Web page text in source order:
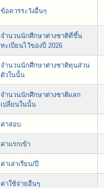
ข้อควรระวังอื่นๆ
จำนวนนักศึกษาต่างชาติที่ขึ้น
ทะเบียนไว้ของปี 2026
จำนวนนักศึกษาต่างชาติทุนส่วน
ตัวในนั้น
จำนวนนักศึกษาต่างชาติแลก
เปลี่ยนในนั้น
ค่าสอบ
ค่าแรกเข้า
ค่าเล่าเรียน/ปี
ค่าใช้จ่ายอื่นๆ